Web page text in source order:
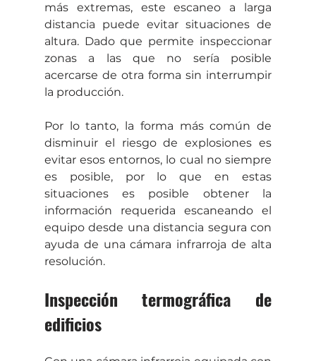
más extremas, este escaneo a larga
distancia puede evitar situaciones de
altura. Dado que permite inspeccionar
zonas a las que no sería posible
acercarse de otra forma sin interrumpir
la producción.
Por lo tanto, la forma más común de
disminuir el riesgo de explosiones es
evitar esos entornos, lo cual no siempre
es posible, por lo que en estas
situaciones es posible obtener la
información requerida escaneando el
equipo desde una distancia segura con
ayuda de una cámara infrarroja de alta
resolución.
Inspección termográfica de
edificios